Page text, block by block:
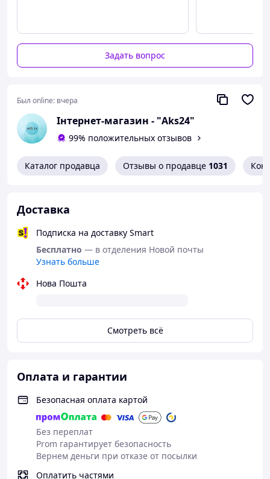
Розмір : 42/38/10,5
Видео обзор сладкого бокса
подарок !
Задать вопрос
Был online: вчера
Інтернет-магазин - "Aks24"
99% положительных отзывов
Каталог продавца Отзывы о продавце 1031
Доставка
Подписка на доставку Smart
Бесплатно — в отделения Новой почты
Узнать больше
Нова Пошта
Смотреть всё
Оплата и гарантии
Безопасная оплата картой
Без переплат
Prom гарантирует безопасность
Вернем деньги при отказе от посылки
Оплатить частями